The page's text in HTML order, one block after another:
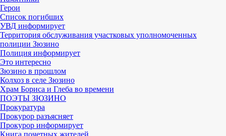
Герои
Список погибших
УВД информирует
Территория обслуживания участковых уполномоченных
полиции Зюзино
Полиция информирует
Это интересно
Зюзино в прошлом
Колхоз в селе Зюзино
Храм Бориса и Глеба во времени
ПОЭТЫ ЗЮЗИНО
Прокуратура
Прокурор разъясняет
Прокурор информирует
Книга почетных жителей